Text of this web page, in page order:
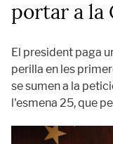
portar a la
El president paga
perilla en les
se sumen a la
l'esmena 25, que